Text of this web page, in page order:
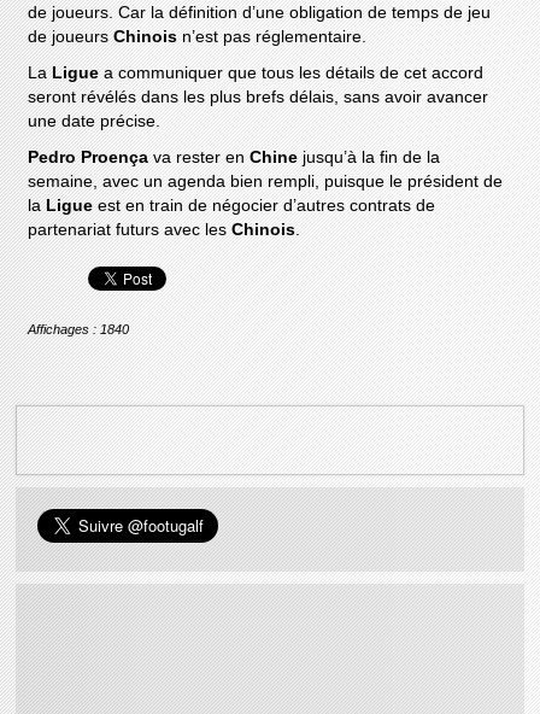
de joueurs. Car la définition d’une obligation de temps de jeu
de joueursChinoisn’est pas réglementaire.
LaLiguea communiquer que tous les détails de cet accord
seront révélés dans les plus brefs délais, sans avoir avancer
une date précise.
Pedro Proençava rester enChine jusqu’à la fin de la
semaine, avec un agenda bien rempli, puisque le président de
laLigueest en train de négocier d’autres contrats de
partenariat futurs avec lesChinois.
Affichages : 1840